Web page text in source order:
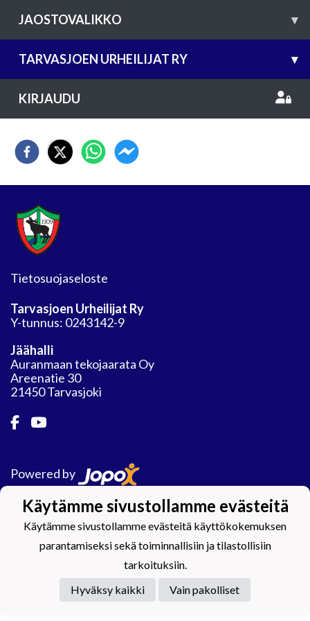
JAOSTOVALIKKO ▾
TARVASJOEN URHEILIJAT RY ▾
KIRJAUDU
Tietosuojaseloste
Tarvasjoen Urheilijat Ry
Y-tunnus: 0243142-9
Jäähalli
Auranmaan tekojaarata Oy
Areenatie 30
21450 Tarvasjoki
Powered by
Käytämme sivustollamme evästeitä
Käytämme sivustollamme evästeitä käyttökokemuksen
parantamiseksi sekä toiminnallisiin ja tilastollisiin
tarkoituksiin.
Hyväksy kaikki
Vain pakolliset